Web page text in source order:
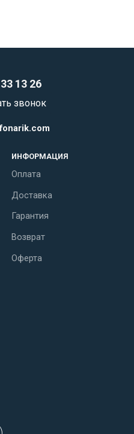
13 26
звонок
ИНФОРМАЦИЯ
Оплата
Доставка
Гарантия
Возврат
Оферта